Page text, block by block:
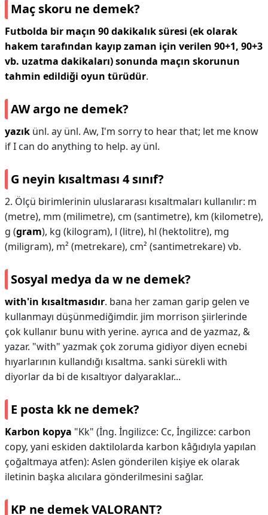
Maç skoru ne demek?
Futbolda bir maçın 90 dakikalık süresi (ek olarak
hakem tarafından kayıp zaman için verilen 90+1, 90+3
vb. uzatma dakikaları) sonunda maçın skorunun
tahmin edildiği oyun türüdür.
AW argo ne demek?
yazık ünl. ay ünl. Aw, I'm sorry to hear that; let me know
if I can do anything to help. ay ünl.
G neyin kısaltması 4 sınıf?
2. Ölçü birimlerinin uluslararası kısaltmaları kullanılır: m
(metre), mm (milimetre), cm (santimetre), km (kilometre),
g (gram), kg (kilogram), l (litre), hl (hektolitre), mg
(miligram), m² (metrekare), cm² (santimetrekare) vb.
Sosyal medya da w ne demek?
with'in kısaltmasıdır. bana her zaman garip gelen ve
kullanmayı düşünmediğimdir. jim morrison şiirlerinde
çok kullanır bunu with yerine. ayrıca and de yazmaz, &
yazar. "with" yazmak çok zoruma gidiyor diyen ecnebi
hıyarlarının kullandığı kısaltma. sanki sürekli with
diyorlar da bi de kısaltıyor dalyaraklar...
E posta kk ne demek?
Karbon kopya "Kk" (İng. İngilizce: Cc, İngilizce: carbon
copy, yani eskiden daktilolarda karbon kâğıdıyla yapılan
çoğaltmaya atfen): Aslen gönderilen kişiye ek olarak
iletinin başka alıcılara gönderilmesini sağlar.
KP ne demek VALORANT?